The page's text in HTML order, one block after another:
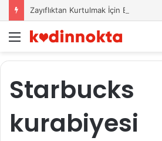
Zayıflıktan Kurtulmak İçin Beslenme
Menü
Starbucks
kurabiyesi